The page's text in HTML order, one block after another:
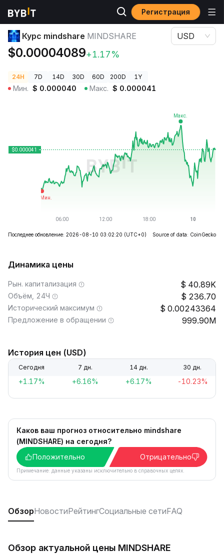
Регистрация
Цены криптовалют Курс mindshare MINDSHARE
Курс mindshare MINDSHARE
$0.00004089+1.17%
USD
24H 7D 14D 30D 60D 200D 1Y
Мин. $ 0.000040 Макс. $ 0.000041
Последнее обновление: 2026-08-10 03:02:20 (UTC+0) Source of data: CoinGecko
Динамика цены
Рын. капитализация 40.89K
Объём, 24Ч 236.70
Исторический максимум 0.00243364
Предложение в обращении 999.90M
История цен (USD)
Сегодня 7 дн. 14 дн. 30 дн.
+1.17% +6.16% +6.17% -10.23%
Каков ваш прогноз относительно mindshare
(MINDSHARE) на сегодня?
Положительно
Отрицательно
Примечание: данные указаны исключительно в справочных целях.
ОбзорНовостиРейтингСоциальные сетиFAQ
Обзор актуальной цены MINDSHARE